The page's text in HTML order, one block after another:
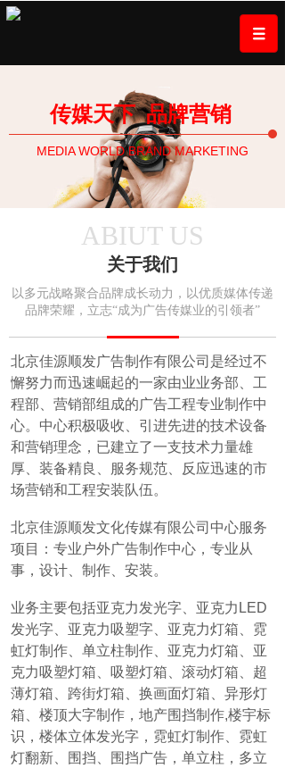
传媒天下品牌营销
MEDIA WORLD BRAND MARKETING
ABIUT US
关于我们
以多元战略聚合品牌成长动力，以优质媒体传递
品牌荣耀，立志“成为广告传媒业的引领者”
北京佳源顺发广告制作有限公司是经过不
懈努力而迅速崛起的一家由业业务部、工
程部、营销部组成的广告工程专业制作中
心。中心积极吸收、引进先进的技术设备
和营销理念，已建立了一支技术力量雄
厚、装备精良、服务规范、反应迅速的市
场营销和工程安装队伍。
北京佳源顺发文化传媒有限公司中心服务
项目：专业户外广告制作中心，专业从
事，设计、制作、安装。
业务主要包括亚克力发光字、亚克力LED
发光字、亚克力吸塑字、亚克力灯箱、霓
虹灯制作、单立柱制作、亚克力灯箱、亚
克力吸塑灯箱、吸塑灯箱、滚动灯箱、超
薄灯箱、跨街灯箱、换画面灯箱、异形灯
箱、楼顶大字制作，地产围挡制作,楼宇标
识，楼体立体发光字，霓虹灯制作、霓虹
灯翻新、围挡、围挡广告，单立柱，多立